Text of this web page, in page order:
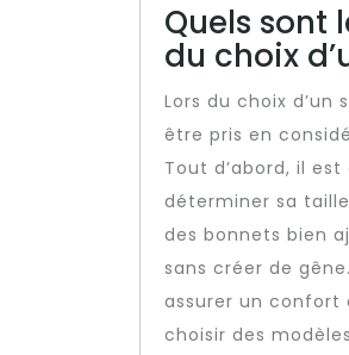
Quels sont
du choix
Lors du choix
être pris en
Tout d’abord, il
déterminer sa
des bonnets bien
sans créer de
assurer un confort
choisir des